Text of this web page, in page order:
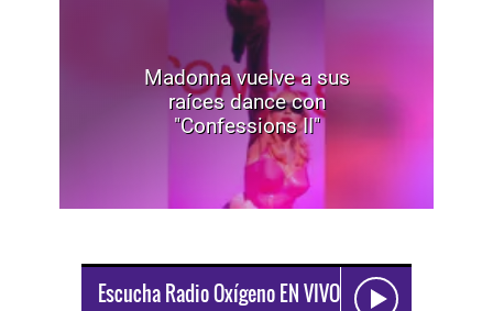
Madonna vuelve a sus
raíces dance con
"Confessions II"
Escucha Radio Oxígeno EN VIVO